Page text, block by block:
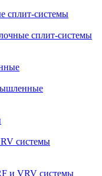
сплит-системы
сплит-системы
системы
и VRV системы